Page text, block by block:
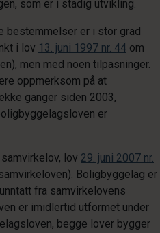
som er i stadig utvikling.
bestemmelser er i stor grad
i lov 13. juni 1997 nr. 44 om
men med noen tilpasninger.
oppmerksom på at
ganger siden 2003,
er
lov 29. juni 2007 nr.
Boligbyggelag er
fra samvirkelovens
er imidlertid utformet under
begge lover bygger